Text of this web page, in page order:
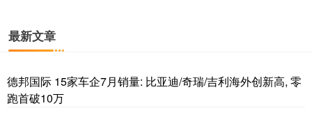
最新文章
德邦国际 15家车企7月销量: 比亚迪/奇瑞/吉利海外创新高, 零
跑首破10万